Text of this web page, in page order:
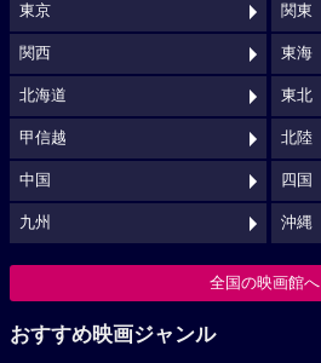
東京 関東
関西 東海
北海道 東北
甲信越 北陸
中国 四国
九州 沖縄
全国の映画館へ
おすすめ映画ジャンル